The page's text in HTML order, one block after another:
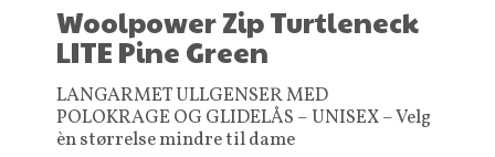
Woolpower Zip Turtleneck
LITE Pine Green
LANGARMET ULLGENSER MED
POLOKRAGE OG GLIDELÅS – UNISEX – Velg
èn størrelse mindre til dame